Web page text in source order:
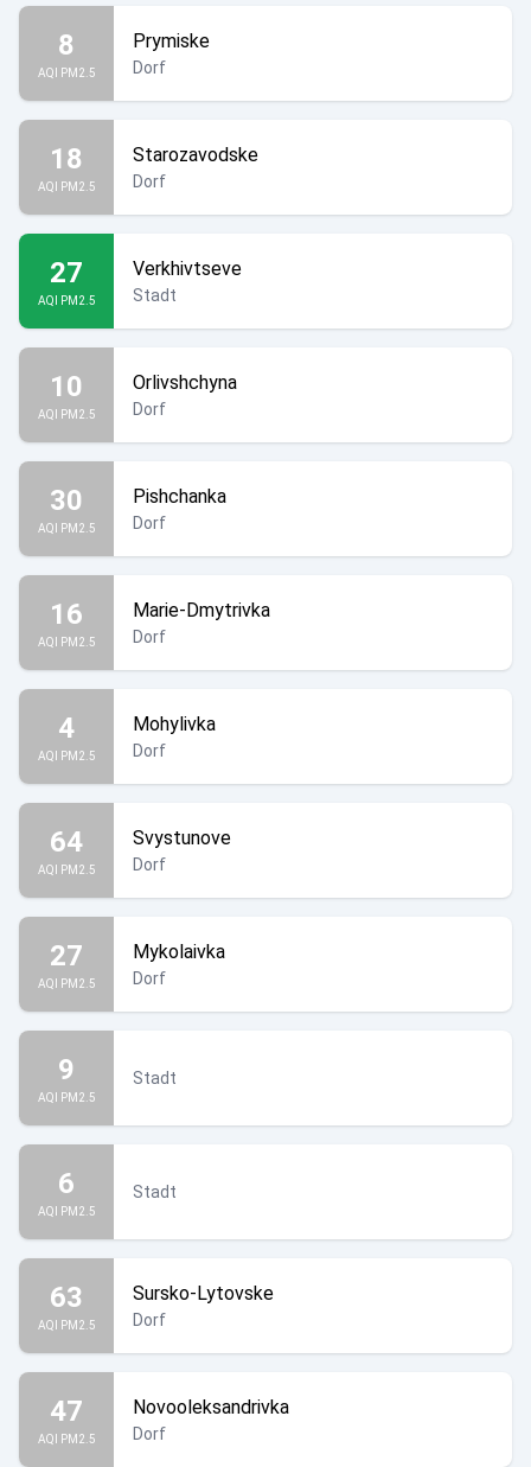
8
AQI PM2.5
Prymiske
Dorf
18
AQI PM2.5
Starozavodske
Dorf
27
AQI PM2.5
Verkhivtseve
Stadt
10
AQI PM2.5
Orlivshchyna
Dorf
30
AQI PM2.5
Pishchanka
Dorf
16
AQI PM2.5
Marie-Dmytrivka
Dorf
4
AQI PM2.5
Mohylivka
Dorf
64
AQI PM2.5
Svystunove
Dorf
27
AQI PM2.5
Mykolaivka
Dorf
9
AQI PM2.5
Stadt
6
AQI PM2.5
Stadt
63
AQI PM2.5
Sursko-Lytovske
Dorf
47
AQI PM2.5
Novooleksandrivka
Dorf